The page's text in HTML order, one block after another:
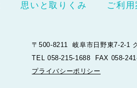
思いと取りくみ ご利用
〒500-8211 岐阜市日野東7-2-1
TEL 058-215-1688 FAX 058-
プライバシーポリシー